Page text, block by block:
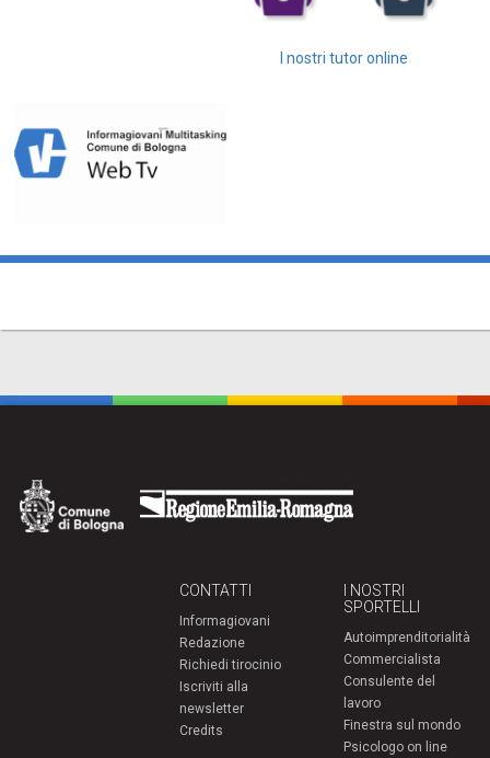
I nostri tutor online
CONTATTI
Informagiovani
Redazione
Richiedi tirocinio
Iscriviti alla
newsletter
Credits
I NOSTRI
SPORTELLI
Autoimprenditorialità
Commercialista
Consulente del
lavoro
Finestra sul mondo
Psicologo on line